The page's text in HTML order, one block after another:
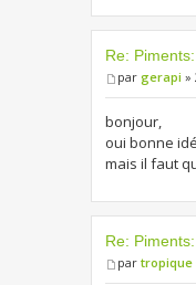
Re:
par gerapi »
bonjour,
oui bonne
mais il faut
Re:
par tropique